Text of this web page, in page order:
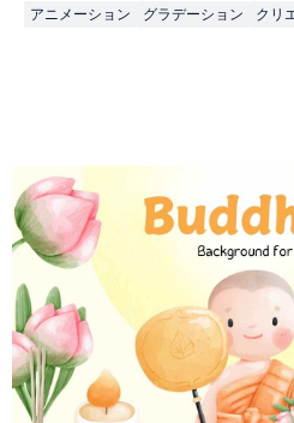
アニメーション グラデーション クリ